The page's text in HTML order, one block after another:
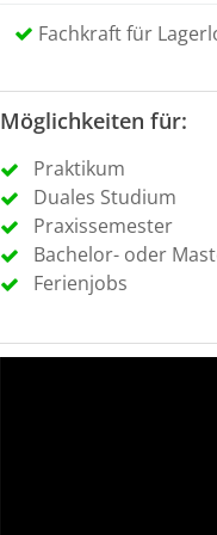
Fachkraft für
Möglichkeiten für:
Praktikum
Duales Studium
Praxissemester
Bachelor- oder
Ferienjobs